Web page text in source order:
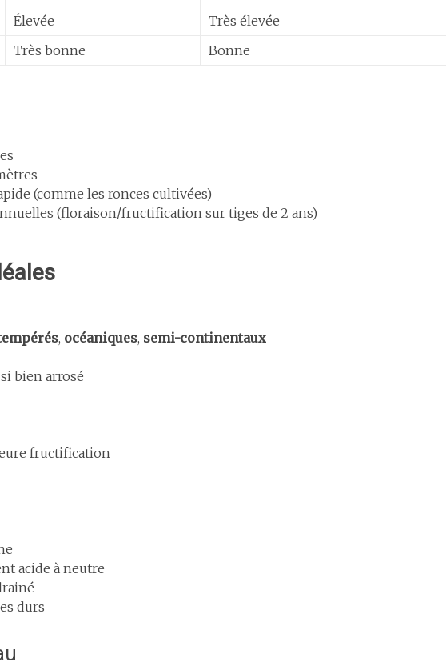
Élevée
Très élevée
Très bonne Bonne
(comme les ronces cultivées)
(floraison/fructification sur tiges de 2 ans)
, océaniques, semi-continentaux
bien arrosé
fructification
acide à neutre
durs